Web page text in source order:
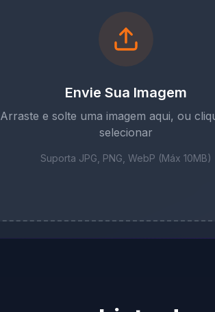
Envie Sua Imagem
Arraste e solte uma imagem aqui, ou
selecionar
Suporta JPG, PNG, WebP (Máx 10MB)